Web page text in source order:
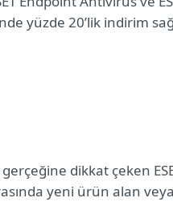
yüzde 20’lik indirim
gerçeğine dikkat çeken
yeni ürün alan